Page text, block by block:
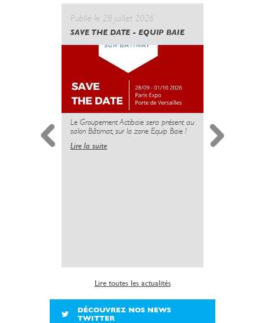
Publié le 28 juillet 2026
SAVE THE DATE - EQUIP BAIE
Le Groupement Actibaie sera présent au
salon Bâtimat, sur la zone Equip Baie !
Lire la suite
Lire toutes les actualités
DÉCOUVREZ NOS NEWS
TWITTER